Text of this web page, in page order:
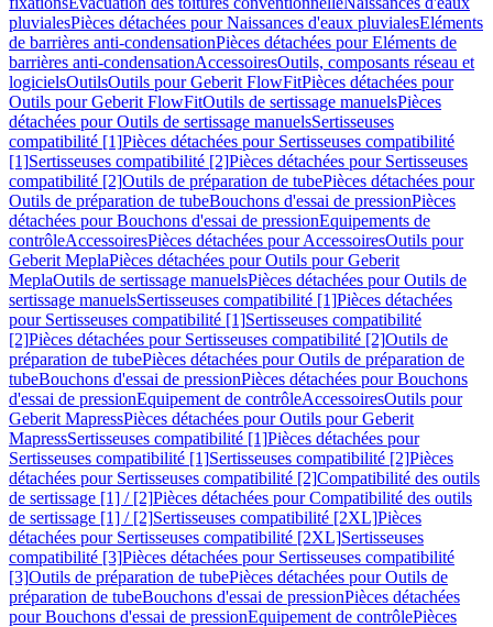
pluvialesPièces détachées pour Naissances d'eaux pluvialesEléments
de barrières anti-condensationPièces détachées pour Eléments de
barrières anti-condensationAccessoiresOutils, composants réseau et
logicielsOutilsOutils pour Geberit FlowFitPièces détachées pour
Outils pour Geberit FlowFitOutils de sertissage manuelsPièces
détachées pour Outils de sertissage manuelsSertisseuses
compatibilité [1]Pièces détachées pour Sertisseuses compatibilité
[1]Sertisseuses compatibilité [2]Pièces détachées pour Sertisseuses
compatibilité [2]Outils de préparation de tubePièces détachées pour
Outils de préparation de tubeBouchons d'essai de pressionPièces
détachées pour Bouchons d'essai de pressionEquipements de
contrôleAccessoiresPièces détachées pour AccessoiresOutils pour
Geberit MeplaPièces détachées pour Outils pour Geberit
MeplaOutils de sertissage manuelsPièces détachées pour Outils de
sertissage manuelsSertisseuses compatibilité [1]Pièces détachées
pour Sertisseuses compatibilité [1]Sertisseuses compatibilité
[2]Pièces détachées pour Sertisseuses compatibilité [2]Outils de
préparation de tubePièces détachées pour Outils de préparation de
tubeBouchons d'essai de pressionPièces détachées pour Bouchons
d'essai de pressionEquipement de contrôleAccessoiresOutils pour
Geberit MapressPièces détachées pour Outils pour Geberit
MapressSertisseuses compatibilité [1]Pièces détachées pour
Sertisseuses compatibilité [1]Sertisseuses compatibilité [2]Pièces
détachées pour Sertisseuses compatibilité [2]Compatibilité des outils
de sertissage [1] / [2]Pièces détachées pour Compatibilité des outils
de sertissage [1] / [2]Sertisseuses compatibilité [2XL]Pièces
détachées pour Sertisseuses compatibilité [2XL]Sertisseuses
compatibilité [3]Pièces détachées pour Sertisseuses compatibilité
[3]Outils de préparation de tubePièces détachées pour Outils de
préparation de tubeBouchons d'essai de pressionPièces détachées
pour Bouchons d'essai de pressionEquipement de contrôlePièces